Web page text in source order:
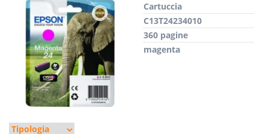
Cartuccia
C13T24234010
360 pagine
magenta